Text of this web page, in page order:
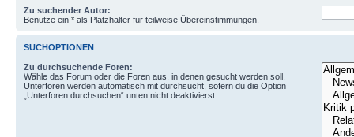
Zu suchender Autor:
Benutze ein * als Platzhalter für teilweise Übereinstimmungen.
SUCHOPTIONEN
Zu durchsuchende Foren:
Wähle das Forum oder die Foren aus, in denen gesucht werden soll.
Unterforen werden automatisch mit durchsucht, sofern du die Option
„Unterforen durchsuchen“ unten nicht deaktivierst.